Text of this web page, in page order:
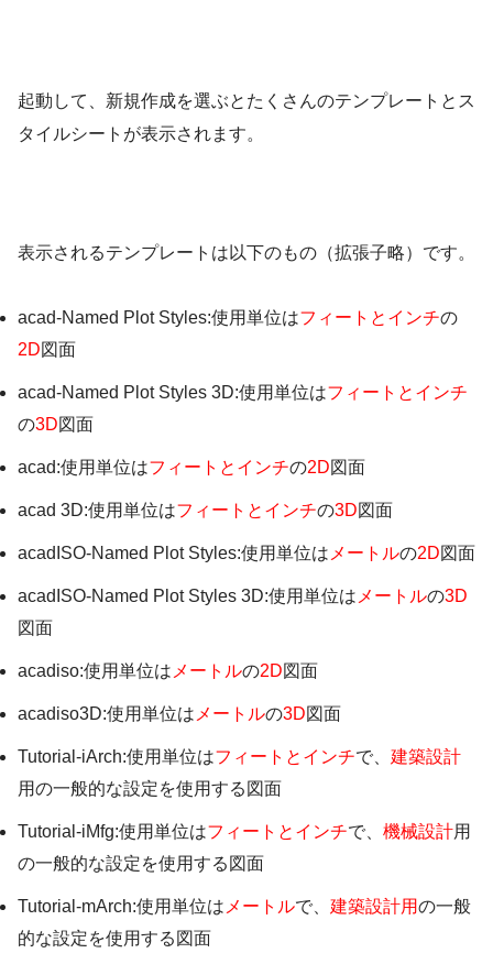
起動して、新規作成を選ぶとたくさんのテンプレートとス
タイルシートが表示されます。
表示されるテンプレートは以下のもの（拡張子略）です。
acad-Named Plot Styles:使用単位はフィートとインチの
2D図面
acad-Named Plot Styles 3D:使用単位はフィートとインチ
の3D図面
acad:使用単位はフィートとインチの2D図面
acad 3D:使用単位はフィートとインチの3D図面
acadISO-Named Plot Styles:使用単位は メートルの2D図面
acadISO-Named Plot Styles 3D:使用単位は メートルの3D
図面
acadiso:使用単位は メートルの2D図面
acadiso3D:使用単位は メートルの3D図面
Tutorial-iArch:使用単位はフィートとインチで、 建築設計
用の一般的な設定を使用する図面
Tutorial-iMfg:使用単位はフィートとインチで、 機械設計用
の一般的な設定を使用する図面
Tutorial-mArch:使用単位は メートルで、 建築設計用の一般
的な設定を使用する図面